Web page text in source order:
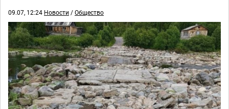
09.07, 12:24 Новости /Общество